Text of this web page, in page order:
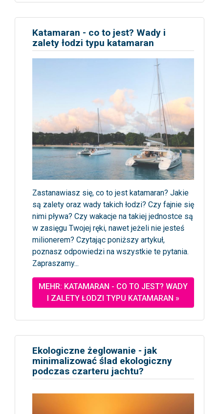
Katamaran - co to jest? Wady i
zalety łodzi typu katamaran
Zastanawiasz się, co to jest katamaran? Jakie
są zalety oraz wady takich łodzi? Czy fajnie się
nimi pływa? Czy wakacje na takiej jednostce są
w zasięgu Twojej ręki, nawet jeżeli nie jesteś
milionerem? Czytając poniższy artykuł,
poznasz odpowiedzi na wszystkie te pytania.
Zapraszamy...
MEHR: KATAMARAN - CO TO JEST? WADY
I ZALETY ŁODZI TYPU KATAMARAN »
Ekologiczne żeglowanie - jak
minimalizować ślad ekologiczny
podczas czarteru jachtu?